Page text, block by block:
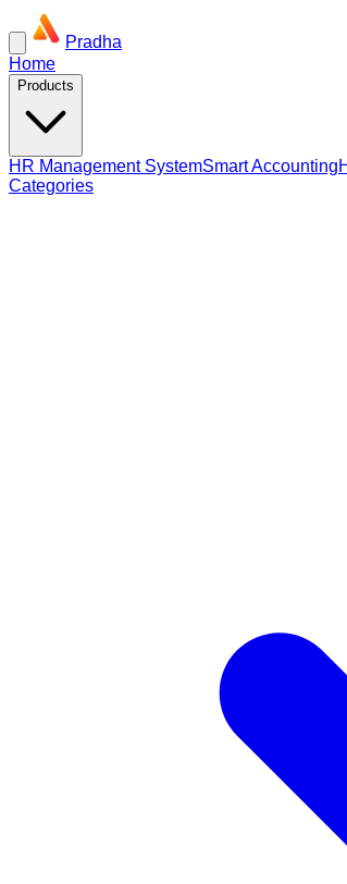
Pradha
Home
Products
HR Management SystemSmart Accounting
Categories